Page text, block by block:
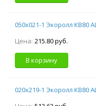
050х021-1 Экоролл КВ80
Цена: 215.80 руб.
В корзину
020х219-1 Экоролл КВ80